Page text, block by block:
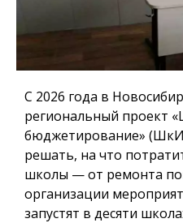
С 2026 года в
региональный проект
бюджетирование»
решать, на что
школы — от ремонта
организации
запустят в десяти